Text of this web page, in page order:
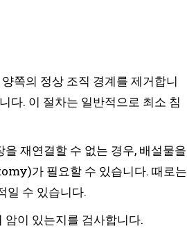
쪽의 정상 조직 경계를 제거합니
다. 이 절차는 일반적으로 최소 침
재연결할 수 없는 경우, 배설물을
가 필요할 수 있습니다. 때로는
수 있습니다.
이 있는지를 검사합니다.